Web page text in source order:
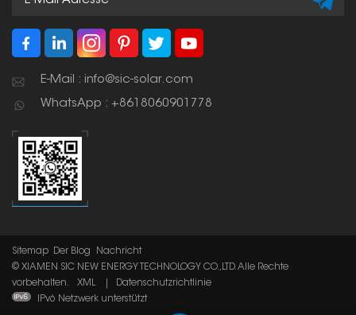
E-Mail : info@sic-solar.com
WhatsApp : +8618060901778
Sitemap Der Blog
Nachricht
© XIAMEN SIC NEW ENERGY TECHNOLOGY CO.,LTD. Alle Rechte
vorbehalten.
XML
Datenschutzrichtlinie
IPv6 Netzwerk unterstützt